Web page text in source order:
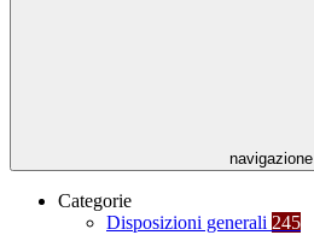
navigazione
Categorie
Disposizioni generali 245